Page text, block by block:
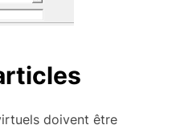
doivent être